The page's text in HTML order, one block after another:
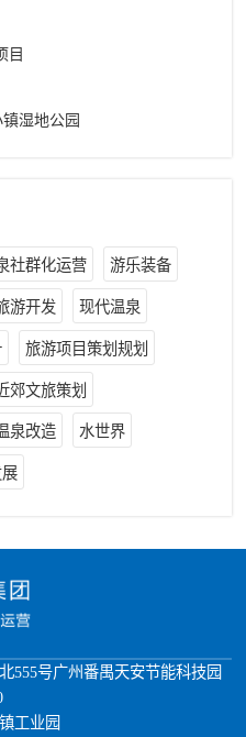
目
湿地公园
社群化运营 游乐装备
游开发 现代温泉
旅游项目策划规划
郊文旅策划
泉改造 水世界
555号广州番禺天安节能科技园
工业园